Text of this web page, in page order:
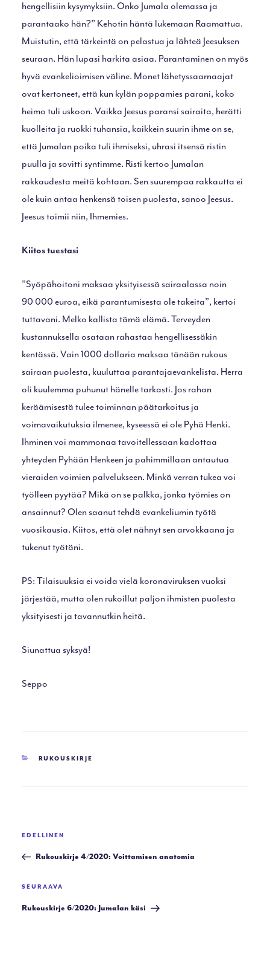
hengellisiin kysymyksiin. Onko Jumala olemassa ja
parantaako hän?” Kehotin häntä lukemaan Raamattua.
Muistutin, että tärkeintä on pelastua ja lähteä Jeesuksen
seuraan. Hän lupasi harkita asiaa. Parantaminen on myös
hyvä evankelioimisen väline. Monet lähetyssaarnaajat
ovat kertoneet, että kun kylän poppamies parani, koko
heimo tuli uskoon. Vaikka Jeesus paransi sairaita, herätti
kuolleita ja ruokki tuhansia, kaikkein suurin ihme on se,
että Jumalan poika tuli ihmiseksi, uhrasi itsensä ristin
puulla ja sovitti syntimme. Risti kertoo Jumalan
rakkaudesta meitä kohtaan. Sen suurempaa rakkautta ei
ole kuin antaa henkensä toisen puolesta, sanoo Jeesus.
Jeesus toimii niin, Ihmemies.
Kiitos tuestasi
”Syöpähoitoni maksaa yksityisessä sairaalassa noin
90 000 euroa, eikä parantumisesta ole takeita”, kertoi
tuttavani. Melko kallista tämä elämä. Terveyden
kustannuksella osataan rahastaa hengellisessäkin
kentässä. Vain 1000 dollaria maksaa tänään rukous
sairaan puolesta, kuuluttaa parantajaevankelista. Herra
oli kuulemma puhunut hänelle tarkasti. Jos rahan
keräämisestä tulee toiminnan päätarkoitus ja
voimavaikutuksia ilmenee, kyseessä ei ole Pyhä Henki.
Ihminen voi mammonaa tavoitellessaan kadottaa
yhteyden Pyhään Henkeen ja pahimmillaan antautua
vieraiden voimien palvelukseen. Minkä verran tukea voi
työlleen pyytää? Mikä on se palkka, jonka työmies on
ansainnut? Olen saanut tehdä evankeliumin työtä
vuosikausia. Kiitos, että olet nähnyt sen arvokkaana ja
tukenut työtäni.
PS: Tilaisuuksia ei voida vielä koronaviruksen vuoksi
järjestää, mutta olen rukoillut paljon ihmisten puolesta
yksityisesti ja tavannutkin heitä.
Siunattua syksyä!
Seppo
KATEGORIAT
RUKOUSKIRJE
Edellinen
artikkeli
EDELLINEN
Rukouskirje 4/2020: Voittamisen anatomia
Seuraava
artikkeli
SEURAAVA
Rukouskirje 6/2020: Jumalan käsi